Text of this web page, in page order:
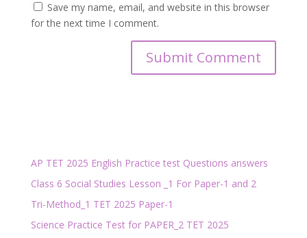
Save my name, email, and website in this browser
for the next time I comment.
AP TET 2025 English Practice test Questions answers
Class 6 Social Studies Lesson _1 For Paper-1 and 2
Tri-Method_1 TET 2025 Paper-1
Science Practice Test for PAPER_2 TET 2025